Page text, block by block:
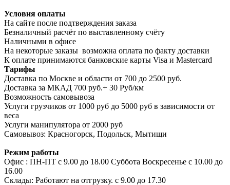
Условия оплаты
На сайте после подтверждения заказа
Безналичный расчёт по выставленному счёту
Наличными в офисе
На некоторые заказы возможна оплата по факту доставки
К оплате принимаются банковские карты Visa и Masterсard
Тарифы
Доставка по Москве и области от 700 до 2500 руб.
Доставка за МКАД 700 руб.+ 30 Руб/км
Возможность самовывоза
Услуги грузчиков от 1000 руб до 5000 руб в зависимости от
веса
Услуги манипулятора от 2000 руб
Самовывоз: Красногорск, Подольск, Мытищи
Режим работы
Офис : ПН-ПТ с 9.00 до 18.00 Суббота Воскресенье с 10.00 до
16.00
Склады: Работают на отгрузку. с 9.00 до 17.30